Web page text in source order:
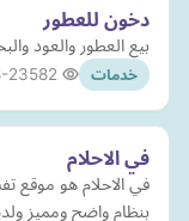
دخون للعطور
بيع العطور والعود
خدمات 23
في الاحلام
في الاحلام هو موقع
بنظام واضح ومميز